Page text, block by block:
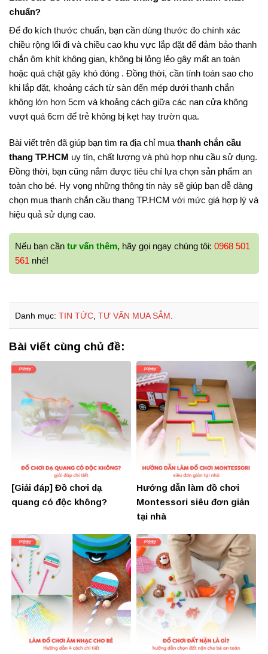
chuẩn?
Để đo kích thước chuẩn, bạn cần dùng thước đo chính xác
chiều rộng lối đi và chiều cao khu vực lắp đặt để đảm bảo thanh
chắn ôm khít không gian, không bị lỏng lẻo gây mất an toàn
hoặc quá chật gây khó đóng . Đồng thời, cần tính toán sao cho
khi lắp đặt, khoảng cách từ sàn đến mép dưới thanh chắn
không lớn hơn 5cm và khoảng cách giữa các nan cửa không
vượt quá 6cm để trẻ không bị kẹt hay trườn qua.
Bài viết trên đã giúp bạn tìm ra địa chỉ mua thanh chắn cầu
thang TP.HCM uy tín, chất lượng và phù hợp nhu cầu sử dụng.
Đồng thời, bạn cũng nắm được tiêu chí lựa chọn sản phẩm an
toàn cho bé. Hy vọng những thông tin này sẽ giúp bạn dễ dàng
chọn mua thanh chắn cầu thang TP.HCM với mức giá hợp lý và
hiệu quả sử dụng cao.
Nếu bạn cần tư vấn thêm, hãy gọi ngay chúng tôi: 0968 501
561 nhé!
Danh mục: TIN TỨC TƯ VẤN MUA SẮM
Bài viết cùng chủ đề:
[Giải đáp] Đồ chơi dạ
quang có độc không?
Hướng dẫn làm đồ chơi
Montessori siêu đơn giản
tại nhà